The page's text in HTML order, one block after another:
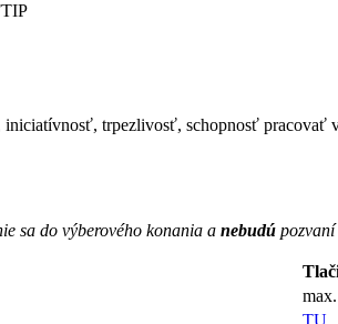
trpezlivosť, schopnosť
sa do výberového konania anebudú